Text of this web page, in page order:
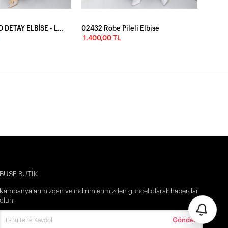
YANLARI GOLD DETAY ELBİSE - LACİVERT
02432 Robe Pileli Elbise
1.400,00 TL
BUSE BUTİK
Kampanyalarımızdan ve indirimlerimizden güncel olarak haberdar
olun.
Gönder